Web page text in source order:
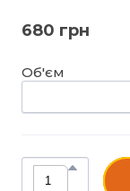
680 грн
Об'єм